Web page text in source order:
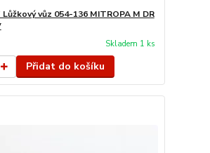
Lůžkový vůz 054-136 MITROPA M DR
Skladem 1 ks
Přidat do košíku